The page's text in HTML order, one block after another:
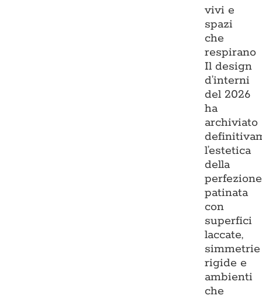
vivi e
spazi
che
respirano
Il design
d’interni
del 2026
ha
archiviato
l’estetica
della
perfezione
patinata
con
superfici
laccate,
simmetrie
rigide e
ambienti
che